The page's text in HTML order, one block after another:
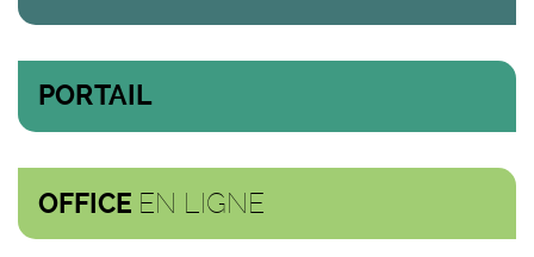
PORTAIL
OFFICE EN LIGNE